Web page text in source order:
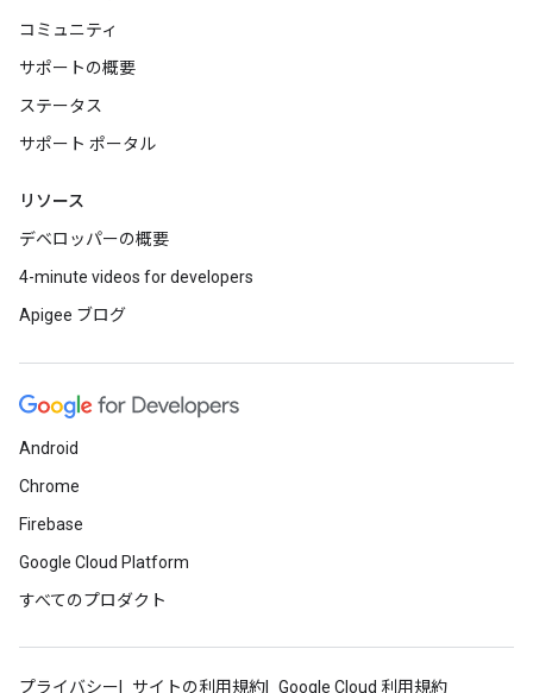
コミュニティ
サポートの概要
ステータス
サポート ポータル
リソース
デベロッパーの概要
4-minute videos for developers
Apigee ブログ
Android
Chrome
Firebase
Google Cloud Platform
すべてのプロダクト
プライバシー サイトの利用規約 Google Cloud 利用規約